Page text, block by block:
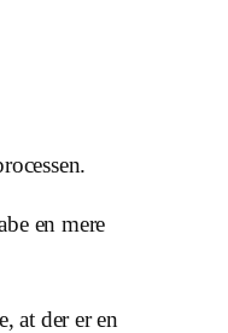
en mere
at der er en